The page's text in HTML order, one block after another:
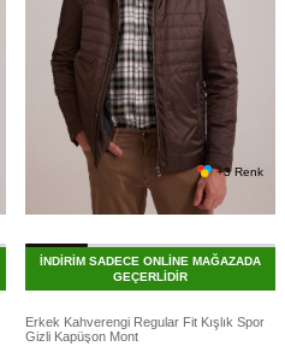
+3 Renk
İNDİRİM SADECE ONLİNE MAĞAZADA
GEÇERLİDİR
Erkek Kahverengi Regular Fit Kışlık Spor
Gizli Kapüşon Mont